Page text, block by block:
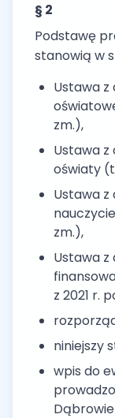
§ 2
Podstawę
stanowią w
Ustawa z
zm.),
Ustawa z
oświaty
Ustawa z
zm.),
Ustawa z
z 2021 r.
niniejszy
wpis do